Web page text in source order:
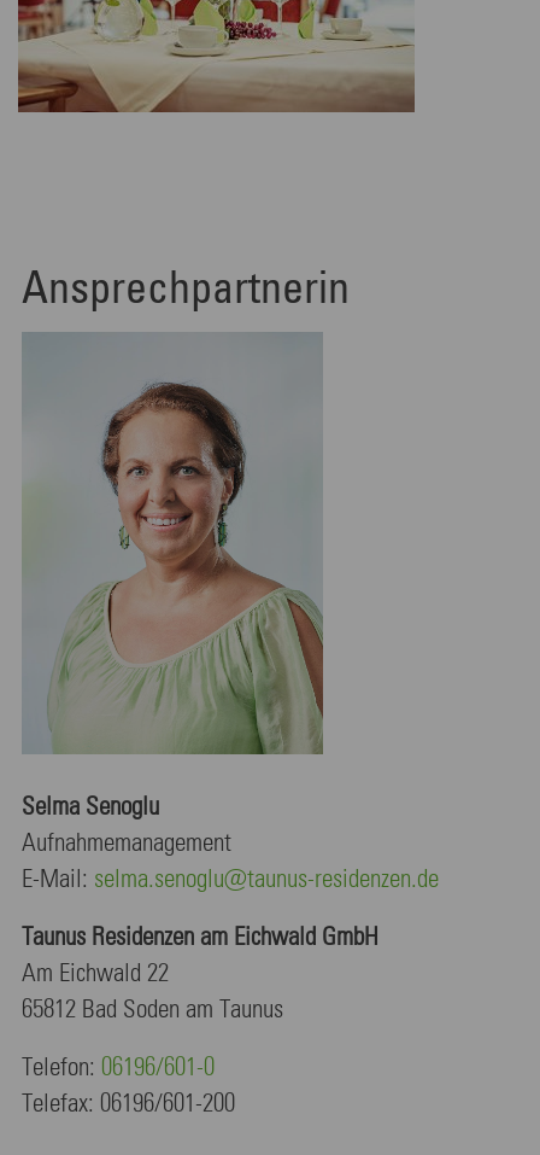
Ansprechpartnerin
Selma Senoglu
Aufnahmemanagement
E-Mail: selma.senoglu@taunus-residenzen.de
Taunus Residenzen am Eichwald GmbH
Am Eichwald 22
65812 Bad Soden am Taunus
Telefon: 06196/601-0
Telefax: 06196/601-200